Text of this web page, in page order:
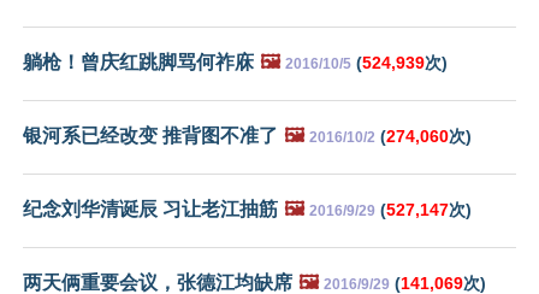
躺枪！曾庆红跳脚骂何祚庥 🖼️ 2016/10/5 (524,939次)
银河系已经改变 推背图不准了 🖼️ 2016/10/2 (274,060次)
纪念刘华清诞辰 习让老江抽筋 🖼️ 2016/9/29 (527,147次)
两天俩重要会议，张德江均缺席 🖼️ 2016/9/29 (141,069次)